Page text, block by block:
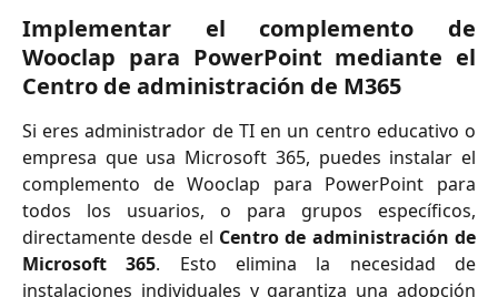
Implementar el complemento de
Wooclap para PowerPoint mediante el
Centro de administración de M365
Si eres administrador de TI en un centro educativo o
empresa que usa Microsoft 365, puedes instalar el
complemento de Wooclap para PowerPoint para
todos los usuarios, o para grupos específicos,
directamente desde el Centro de administración de
Microsoft 365. Esto elimina la necesidad de
instalaciones individuales y garantiza una adopción